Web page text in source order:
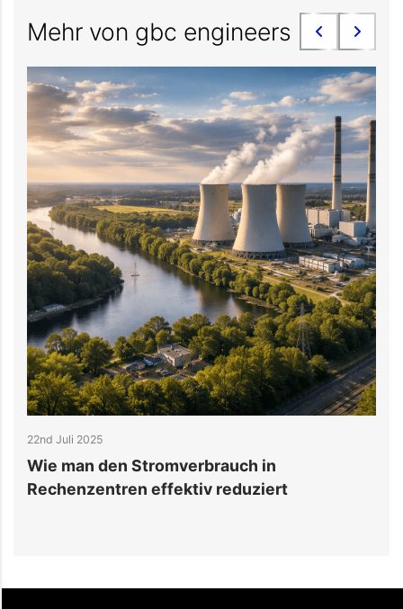
Mehr von gbc engineers
22nd Juli 2025
Wie man den Stromverbrauch in
Rechenzentren effektiv reduziert